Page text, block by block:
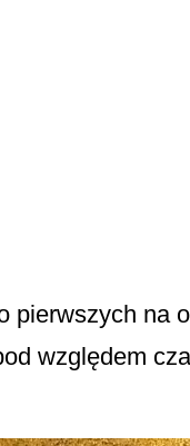
pierwszych na
względem